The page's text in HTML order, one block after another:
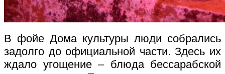
В фойе Дома культуры люди собрались
задолго до официальной части. Здесь их
ждало угощение – блюда бессарабской